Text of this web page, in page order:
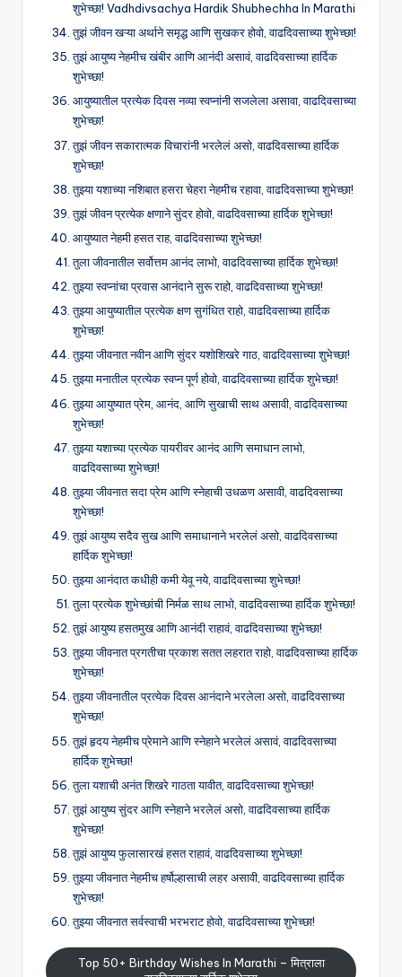
शुभेच्छा! Vadhdivsachya Hardik Shubhechha In Marathi
तुझं जीवन खऱ्या अर्थाने समृद्ध आणि सुखकर होवो, वाढदिवसाच्या शुभेच्छा!
तुझं आयुष्य नेहमीच खंबीर आणि आनंदी असावं, वाढदिवसाच्या हार्दिक
शुभेच्छा!
आयुष्यातील प्रत्येक दिवस नव्या स्वप्नांनी सजलेला असावा, वाढदिवसाच्या
शुभेच्छा!
तुझं जीवन सकारात्मक विचारांनी भरलेलं असो, वाढदिवसाच्या हार्दिक
शुभेच्छा!
तुझ्या यशाच्या नशिबात हसरा चेहरा नेहमीच रहावा, वाढदिवसाच्या शुभेच्छा!
तुझं जीवन प्रत्येक क्षणाने सुंदर होवो, वाढदिवसाच्या हार्दिक शुभेच्छा!
आयुष्यात नेहमी हसत राह, वाढदिवसाच्या शुभेच्छा!
तुला जीवनातील सर्वोत्तम आनंद लाभो, वाढदिवसाच्या हार्दिक शुभेच्छा!
तुझ्या स्वप्नांचा प्रवास आनंदाने सुरू राहो, वाढदिवसाच्या शुभेच्छा!
तुझ्या आयुष्यातील प्रत्येक क्षण सुगंधित राहो, वाढदिवसाच्या हार्दिक
शुभेच्छा!
तुझ्या जीवनात नवीन आणि सुंदर यशोशिखरे गाठ, वाढदिवसाच्या शुभेच्छा!
तुझ्या मनातील प्रत्येक स्वप्न पूर्ण होवो, वाढदिवसाच्या हार्दिक शुभेच्छा!
तुझ्या आयुष्यात प्रेम, आनंद, आणि सुखाची साथ असावी, वाढदिवसाच्या
शुभेच्छा!
तुझ्या यशाच्या प्रत्येक पायरीवर आनंद आणि समाधान लाभो,
वाढदिवसाच्या शुभेच्छा!
तुझ्या जीवनात सदा प्रेम आणि स्नेहाची उधळण असावी, वाढदिवसाच्या
शुभेच्छा!
तुझं आयुष्य सदैव सुख आणि समाधानाने भरलेलं असो, वाढदिवसाच्या
हार्दिक शुभेच्छा!
तुझ्या आनंदात कधीही कमी येवू नये, वाढदिवसाच्या शुभेच्छा!
तुला प्रत्येक शुभेच्छांची निर्मळ साथ लाभो, वाढदिवसाच्या हार्दिक शुभेच्छा!
तुझं आयुष्य हसतमुख आणि आनंदी राहावं, वाढदिवसाच्या शुभेच्छा!
तुझ्या जीवनात प्रगतीचा प्रकाश सतत लहरात राहो, वाढदिवसाच्या हार्दिक
शुभेच्छा!
तुझ्या जीवनातील प्रत्येक दिवस आनंदाने भरलेला असो, वाढदिवसाच्या
शुभेच्छा!
तुझं हृदय नेहमीच प्रेमाने आणि स्नेहाने भरलेलं असावं, वाढदिवसाच्या
हार्दिक शुभेच्छा!
तुला यशाची अनंत शिखरे गाठता यावीत, वाढदिवसाच्या शुभेच्छा!
तुझं आयुष्य सुंदर आणि स्नेहाने भरलेलं असो, वाढदिवसाच्या हार्दिक
शुभेच्छा!
तुझं आयुष्य फुलासारखं हसत राहावं, वाढदिवसाच्या शुभेच्छा!
तुझ्या जीवनात नेहमीच हर्षोल्हासाची लहर असावी, वाढदिवसाच्या हार्दिक
शुभेच्छा!
तुझ्या जीवनात सर्वस्वाची भरभराट होवो, वाढदिवसाच्या शुभेच्छा!
Top 50+ Birthday Wishes In Marathi – मित्राला